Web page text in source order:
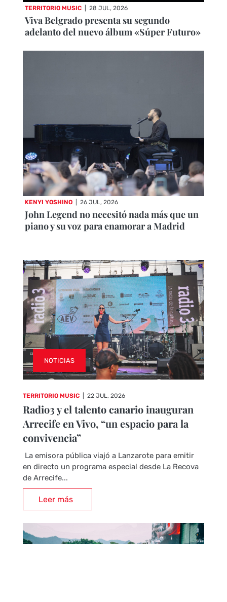
TERRITORIO MUSIC 28 JUL, 2026
Viva Belgrado presenta su segundo
adelanto del nuevo álbum «Súper Futuro»
KENYI YOSHINO 26 JUL, 2026
John Legend no necesitó nada más que un
piano y su voz para enamorar a Madrid
NOTICIAS
TERRITORIO MUSIC 22 JUL, 2026
Radio3 y el talento canario inauguran
Arrecife en Vivo, “un espacio para la
convivencia”
La emisora pública viajó a Lanzarote para emitir
en directo un programa especial desde La Recova
de Arrecife...
Leer más